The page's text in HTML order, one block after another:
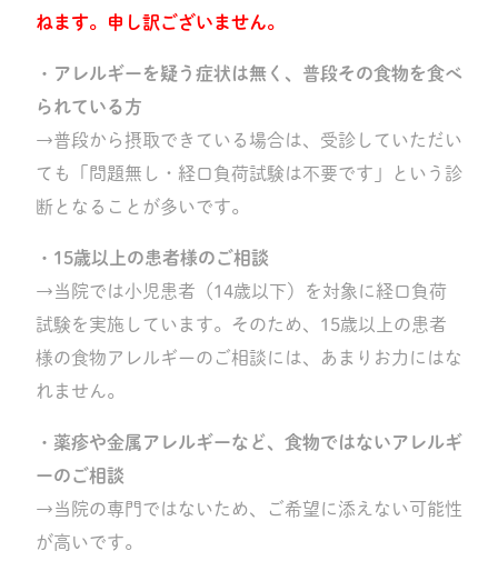
ねます。申し訳ございません。
・アレルギーを疑う症状は無く、普段その食物を食べ
られている方
→普段から摂取できている場合は、受診していただい
ても「問題無し・経口負荷試験は不要です」という診
断となることが多いです。
・15歳以上の患者様のご相談
→当院では小児患者（14歳以下）を対象に経口負荷
試験を実施しています。そのため、15歳以上の患者
様の食物アレルギーのご相談には、あまりお力にはな
れません。
・薬疹や金属アレルギーなど、食物ではないアレルギ
ーのご相談
→当院の専門ではないため、ご希望に添えない可能性
が高いです。